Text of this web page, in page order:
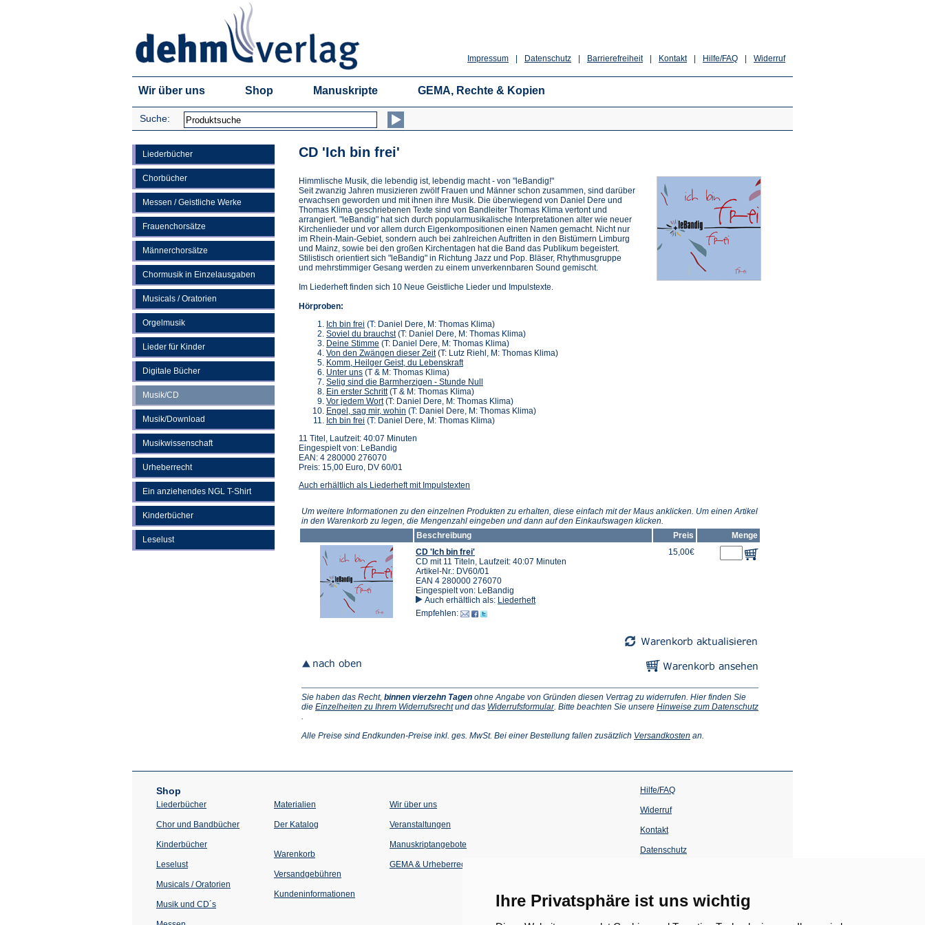
Ihre Privatsphäre ist uns wichtig
Widerruf
Hilfe/FAQ
Kontakt
Barrierefreiheit
Datenschutz
Impressum
Wir über uns Shop Manuskripte GEMA, Rechte & Kopien
Suche:
Liederbücher
Chorbücher
Messen / Geistliche Werke
Frauenchorsätze
Männerchorsätze
Chormusik in Einzelausgaben
Musicals / Oratorien
Orgelmusik
Lieder für Kinder
Digitale Bücher
Musik/CD
Musik/Download
Musikwissenschaft
Urheberrecht
Ein anziehendes NGL T-Shirt
Kinderbücher
Leselust
CD 'Ich bin frei'
Himmlische Musik, die lebendig ist, lebendig macht - von "leBandig!"
Seit zwanzig Jahren musizieren zwölf Frauen und Männer schon zusammen, sind darüber
erwachsen geworden und mit ihnen ihre Musik. Die überwiegend von Daniel Dere und
Thomas Klima geschriebenen Texte sind von Bandleiter Thomas Klima vertont und
arrangiert. "leBandig" hat sich durch popularmusikalische Interpretationen alter wie neuer
Kirchenlieder und vor allem durch Eigenkompositionen einen Namen gemacht. Nicht nur
im Rhein-Main-Gebiet, sondern auch bei zahlreichen Auftritten in den Bistümern Limburg
und Mainz, sowie bei den großen Kirchentagen hat die Band das Publikum begeistert.
Stilistisch orientiert sich "leBandig" in Richtung Jazz und Pop. Bläser, Rhythmusgruppe
und mehrstimmiger Gesang werden zu einem unverkennbaren Sound gemischt.
Im Liederheft finden sich 10 Neue Geistliche Lieder und Impulstexte.
Hörproben:
Ich bin frei (T: Daniel Dere, M: Thomas Klima)
Soviel du brauchst(T: Daniel Dere, M: Thomas Klima)
Deine Stimme (T: Daniel Dere, M: Thomas Klima)
Von den Zwängen dieser Zeit(T: Lutz Riehl, M: Thomas Klima)
Komm, Heilger Geist, du Lebenskraft
Unter uns (T & M: Thomas Klima)
Selig sind die Barmherzigen - Stunde Null
Ein erster Schritt(T & M: Thomas Klima)
Vor jedem Wort(T: Daniel Dere, M: Thomas Klima)
Engel, sag mir, wohin (T: Daniel Dere, M: Thomas Klima)
Ich bin frei (T: Daniel Dere, M: Thomas Klima)
11 Titel, Laufzeit: 40:07 Minuten
Eingespielt von: LeBandig
EAN: 4 280000 276070
Preis: 15,00 Euro, DV 60/01
Auch erhältlich als Liederheft mit Impulstexten
Um weitere Informationen zu den einzelnen Produkten zu erhalten, diese einfach mit der Maus anklicken. Um einen Artikel
in den Warenkorb zu legen, die Mengenzahl eingeben und dann auf den Einkaufswagen klicken.
Beschreibung
Preis
Menge
CD 'Ich bin frei'
CD mit 11 Titeln, Laufzeit: 40:07 Minuten
Artikel-Nr.: DV60/01
EAN 4 280000 276070
Eingespielt von: LeBandig
Auch erhältlich als: Liederheft
Empfehlen:
15,00€
Sie haben das Recht, binnen vierzehn Tagen ohne Angabe von Gründen diesen Vertrag zu widerrufen. Hier finden Sie
die Einzelheiten zu Ihrem Widerrufsrecht(Öffnet
neuen
und das Widerrufsformular(Öffnet
neuen
. Bitte beachten Sie unsere Hinweise zum Datenschutz
einem
.
Alle Preise sind Endkunden-Preise inkl. ges. MwSt. Bei einer Bestellung fallen zusätzlich Versandkosten (Öffnet
Tab)
an.
Shop
Liederbücher
Chor und Bandbücher
Kinderbücher
Leselust
Musicals / Oratorien
Musik und CD´s
Materialien
Der Katalog
Warenkorb
Versandgebühren
Kundeninformationen
Wir über uns
Veranstaltungen
einem
Tab)
Manuskriptangebote
GEMA & Urheberrecht
Hilfe/FAQ
Widerruf
Kontakt
Datenschutz